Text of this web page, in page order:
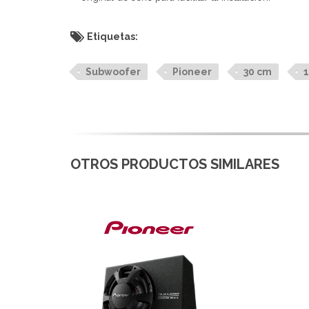
Etiquetas:
Subwoofer Pioneer 30 cm
OTROS PRODUCTOS SIMILARES